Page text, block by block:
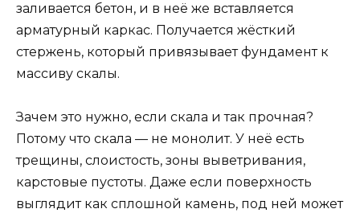
заливается бетон, и в неё же вставляется
арматурный каркас. Получается жёсткий
стержень, который привязывает фундамент к
массиву скалы.
Зачем это нужно, если скала и так прочная?
Потому что скала — не монолит. У неё есть
трещины, слоистость, зоны выветривания,
карстовые пустоты. Даже если поверхность
выглядит как сплошной камень, под ней может